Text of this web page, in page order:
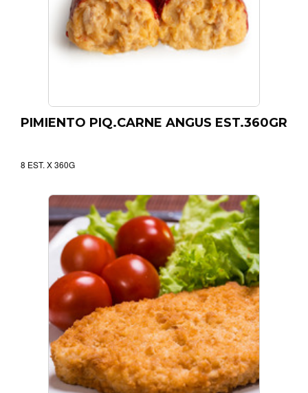
PIMIENTO PIQ.CARNE ANGUS EST.360GR
8 EST. X 360G